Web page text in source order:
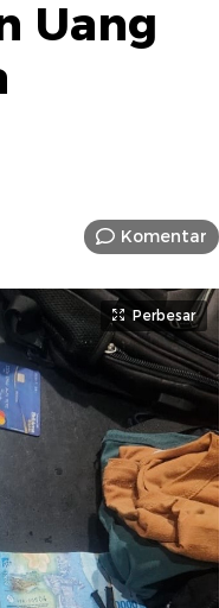
Uang
Komentar
Perbesar